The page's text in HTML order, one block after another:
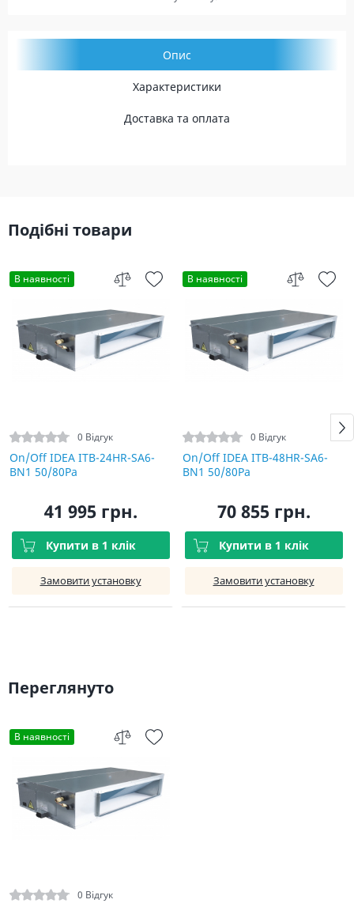
Опис
Характеристики
Доставка та оплата
Подібні товари
В наявності
0 Відгук
On/Off IDEA ITB-24HR-SA6-
BN1 50/80Pа
41 995 грн.
Купити в 1 клік
Замовити установку
В наявності
0 Відгук
On/Off IDEA ITB-48HR-SA6-
BN1 50/80Pа
70 855 грн.
Купити в 1 клік
Замовити установку
Переглянуто
В наявності
0 Відгук